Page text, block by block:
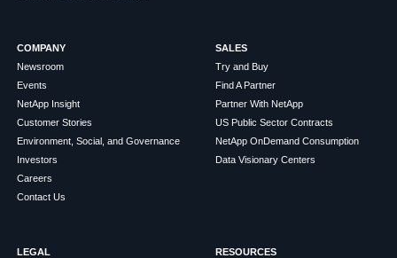
COMPANY
Newsroom
Events
NetApp Insight
Customer Stories
Environment, Social, and Governance
Investors
Careers
Contact Us
SALES
Try and Buy
Find A Partner
Partner With NetApp
US Public Sector Contracts
NetApp OnDemand Consumption
Data Visionary Centers
LEGAL RESOURCES